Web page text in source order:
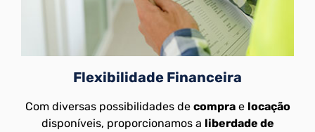
Flexibilidade Financeira
Com diversas possibilidades de comprae locação
disponíveis, proporcionamos a liberdade de